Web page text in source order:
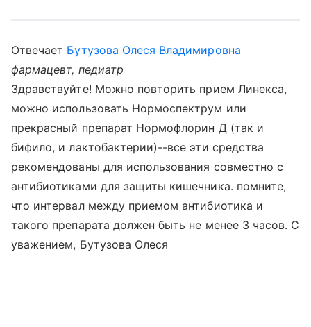
Отвечает Бутузова Олеся Владимировна
фармацевт, педиатр
Здравствуйте! Можно повторить прием Линекса,
можно использовать Нормоспектрум или
прекрасный препарат Нормофлорин Д (так и
бифило, и лактобактерии)--все эти средства
рекомендованы для использования совместно с
антибиотиками для защиты кишечника. помните,
что интервал между приемом антибиотика и
такого препарата должен быть не менее 3 часов. С
уважением, Бутузова Олеся